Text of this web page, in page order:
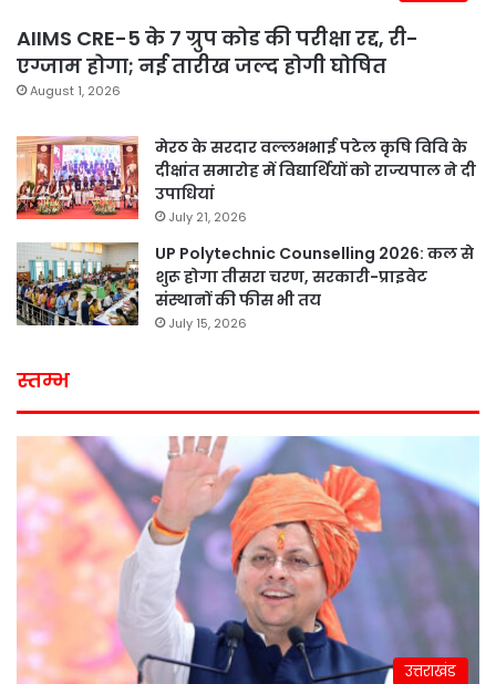
AIIMS CRE-5 के 7 ग्रुप कोड की परीक्षा रद्द, री-
एग्जाम होगा; नई तारीख जल्द होगी घोषित
August 1, 2026
मेरठ के सरदार वल्लभभाई पटेल कृषि विवि के
दीक्षांत समारोह में विद्यार्थियों को राज्यपाल ने दी
उपाधियां
July 21, 2026
UP Polytechnic Counselling 2026: कल से
शुरू होगा तीसरा चरण, सरकारी-प्राइवेट
संस्थानों की फीस भी तय
July 15, 2026
स्तम्भ
उत्तराखंड